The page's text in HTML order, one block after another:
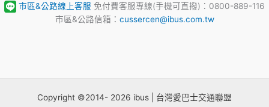
市區&公路線上客服 免付費客服專線(手機可直撥)：0800-889-116
市區&公路信箱： cussercen@ibus.com.tw
Copyright ©2014- 2026 ibus | 台灣愛巴士交通聯盟